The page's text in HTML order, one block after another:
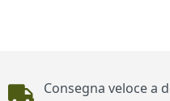
Piè di pagina
Consegna veloce a